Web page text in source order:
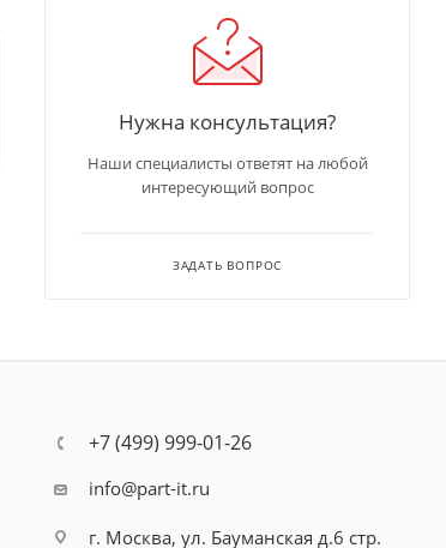
Нужна консультация?
Наши специалисты ответят на любой
интересующий вопрос
ЗАДАТЬ ВОПРОС
+7 (499) 999-01-26
info@part-it.ru
г. Москва, ул. Бауманская д.6 стр.